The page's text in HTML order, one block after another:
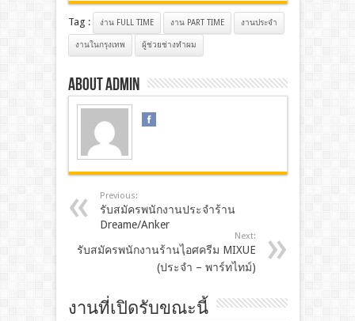
Tag : ง่าน FULL TIME งาน PART TIME งานประจํา
งานในกรุงเทพ ผู้ช่วยช่างทำผม
About admin
Previous:
รับสมัครพนักงานประจำร้าน
Dreame/Anker
Next:
รับสมัครพนักงานร้านไฺอศครีม MIXUE
(ประจำ – พาร์ทไทม์)
งานที่เปิดรับขณะนี้